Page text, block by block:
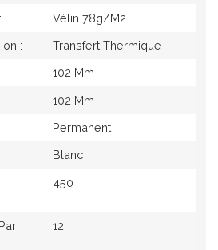
Vélin 78g/M2
: Transfert Thermique
102 Mm
102 Mm
Permanent
Blanc
450
12